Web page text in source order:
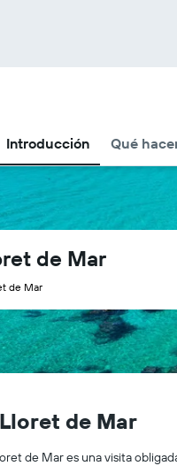
Introducción Qué
de Mar
de Mar
de Mar
de Mar es una visita